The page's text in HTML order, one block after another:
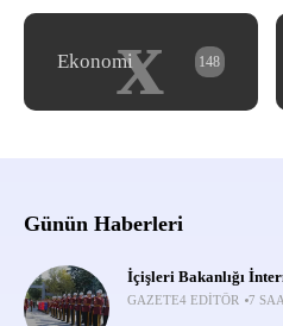
x
Ekonomi 148
Günün Haberleri
İçişleri Bakanlığı
GAZETE4 EDITÖR